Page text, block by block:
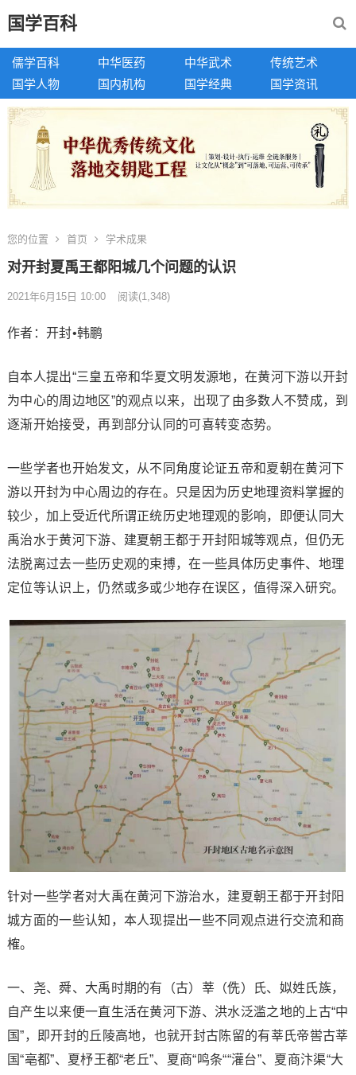
国学百科
儒学百科 中华医药 中华武术
传统艺术
国学人物
国内机构 国学经典 国学资讯
您的位置 首页 学术成果
对开封夏禹王都阳城几个问题的认识
2021年6月15日 10:00 阅读(1,348)
作者：开封•韩鹏
自本人提出“三皇五帝和华夏文明发源地，在黄河下游以开封
为中心的周边地区”的观点以来，出现了由多数人不赞成，到
逐渐开始接受，再到部分认同的可喜转变态势。
一些学者也开始发文，从不同角度论证五帝和夏朝在黄河下
游以开封为中心周边的存在。只是因为历史地理资料掌握的
较少，加上受近代所谓正统历史地理观的影响，即便认同大
禹治水于黄河下游、建夏朝王都于开封阳城等观点，但仍无
法脱离过去一些历史观的束搏，在一些具体历史事件、地理
定位等认识上，仍然或多或少地存在误区，值得深入研究。
针对一些学者对大禹在黄河下游治水，建夏朝王都于开封阳
城方面的一些认知，本人现提出一些不同观点进行交流和商
榷。
一、尧、舜、大禹时期的有（古）莘（侁）氏、姒姓氏族，
自产生以来便一直生活在黄河下游、洪水泛滥之地的上古“中
国”，即开封的丘陵高地，也就开封古陈留的有莘氏帝喾古莘
国“亳都”、夏杼王都“老丘”、夏商“鸣条““灌台”、夏商汴渠“大